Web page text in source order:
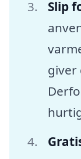
Slip
giver